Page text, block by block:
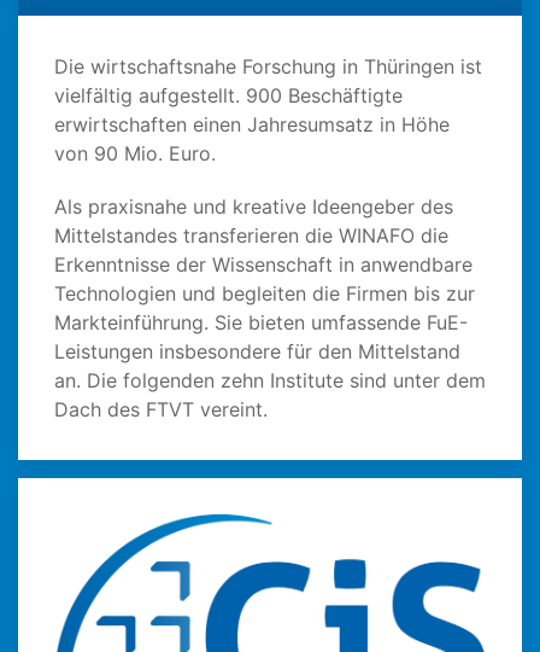
Die wirtschaftsnahe Forschung in Thüringen ist
vielfältig aufgestellt. 900 Beschäftigte
erwirtschaften einen Jahresumsatz in Höhe
von 90 Mio. Euro.
Als praxisnahe und kreative Ideengeber des
Mittelstandes transferieren die WINAFO die
Erkenntnisse der Wissenschaft in anwendbare
Technologien und begleiten die Firmen bis zur
Markteinführung. Sie bieten umfassende FuE-
Leistungen insbesondere für den Mittelstand
an. Die folgenden zehn Institute sind unter dem
Dach des FTVT vereint.